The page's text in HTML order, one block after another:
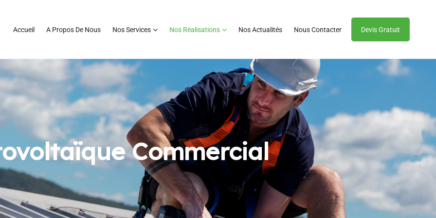
Accueil A Propos De Nous Nos Services Nos Réalisations Nos Actualités Nous Contacter Devis Gratuit
Commercial